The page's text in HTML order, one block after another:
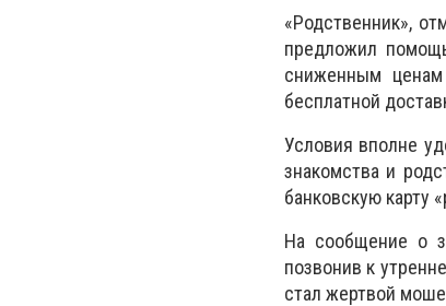
«Родственник»,
предложил
сниженным
бесплатной
Условия вполне
знакомства и
банковскую карту
На сообщение о
позвонив к
стал жертвой